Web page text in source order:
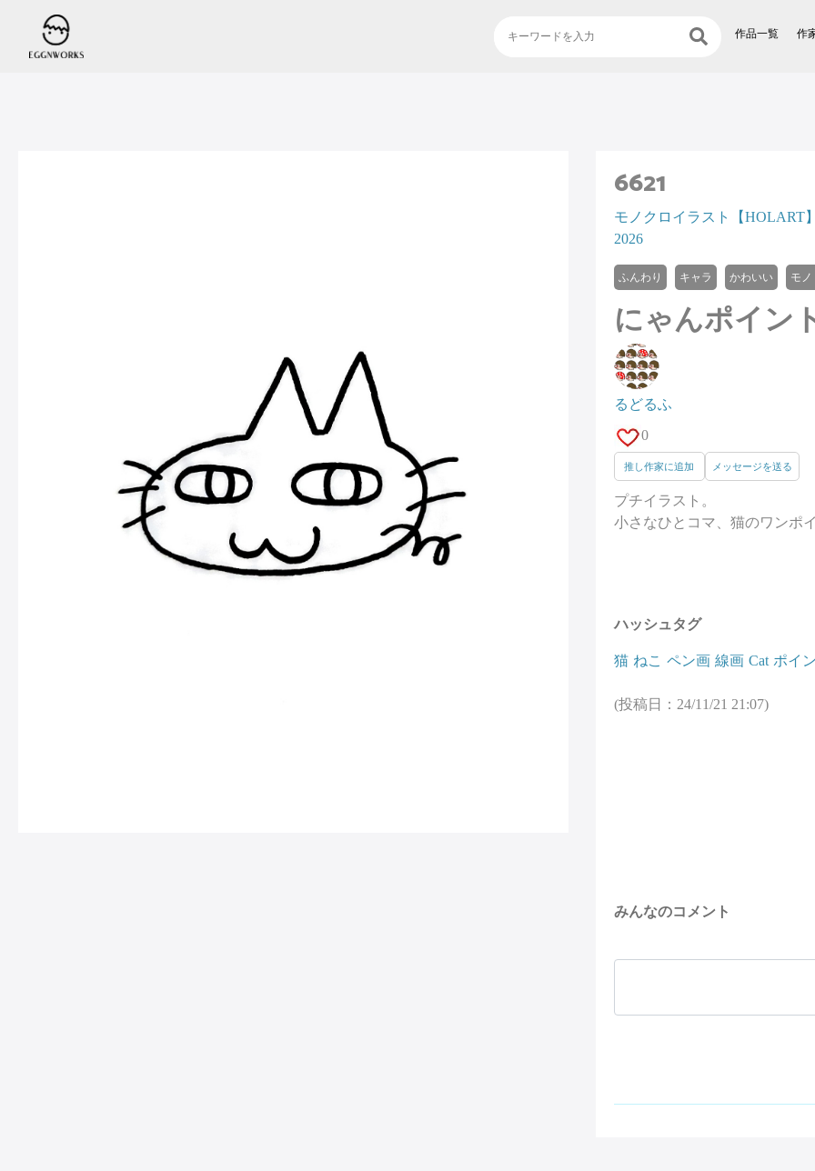
作品一覧 作
6621
モノクロイラスト【HOLART
2026
ふんわり キャラ かわいい モノ
にゃんポイン
るどるふ
0
推し作家に追加 メッセージを送る
プチイラスト。
小さなひとコマ、猫のワンポ
ハッシュタグ
猫 ねこ ペン画 線画 Cat ポイ
(投稿日：24/11/21 21:07)
みんなのコメント